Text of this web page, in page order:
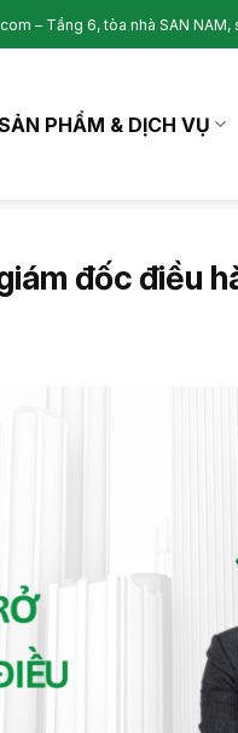
– Tầng 6, tòa nhà SAN NAM,
PHẨM & DỊCH VỤ
đốc điều